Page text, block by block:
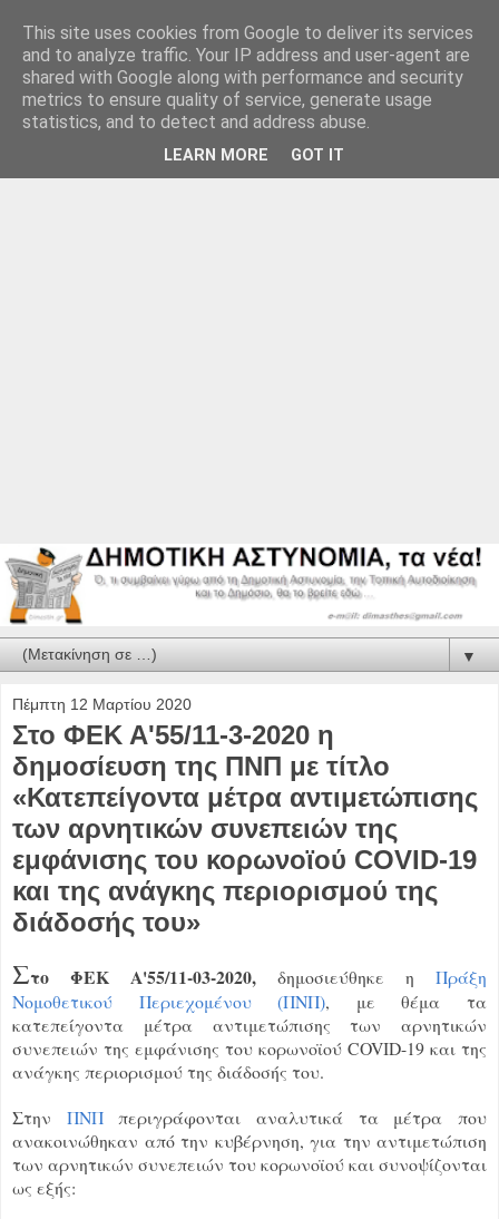
▼
Πέμπτη 12 Μαρτίου 2020
Στο ΦΕΚ Α'55/11-3-2020 η
δημοσίευση της ΠΝΠ με τίτλο
«Κατεπείγοντα μέτρα αντιμετώπισης
των αρνητικών συνεπειών της
εμφάνισης του κορωνοϊού COVID-19
και της ανάγκης περιορισμού της
διάδοσής του»
Στο ΦΕΚ Α'55/11-03-2020, δημοσιεύθηκε η Πράξη
Νομοθετικού Περιεχομένου (ΠΝΠ), με θέμα τα
κατεπείγοντα μέτρα αντιμετώπισης των αρνητικών
συνεπειών της εμφάνισης του κορωνοϊού COVID-19 και της
ανάγκης περιορισμού της διάδοσής του.
Στην ΠΝΠπεριγράφονται αναλυτικά τα μέτρα που
ανακοινώθηκαν από την κυβέρνηση, για την αντιμετώπιση
των αρνητικών συνεπειών του κορωνοϊού και συνοψίζονται
ως εξής:
This site uses cookies from Google to deliver its services
and to analyze traffic. Your IP address and user-agent are
shared with Google along with performance and security
metrics to ensure quality of service, generate usage
statistics, and to detect and address abuse.
LEARN MORE GOT IT